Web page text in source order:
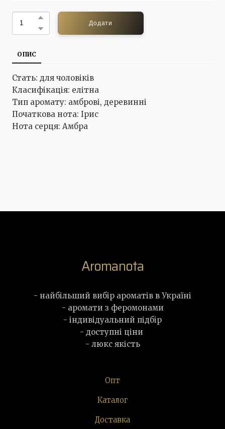
Додати
ОПИС
Стать: для чоловіків
Класифікація: елітна
Тип аромату: амброві, деревинні
Початкова нота: Ірис
Нота серця: Амбра
Aromanota
- найбільший вибір ароматів в Україні
- аромати з феромонами
- індивідуальний підбір
- доступні ціни
- люкс якість
Опт
Каталог
Доставка